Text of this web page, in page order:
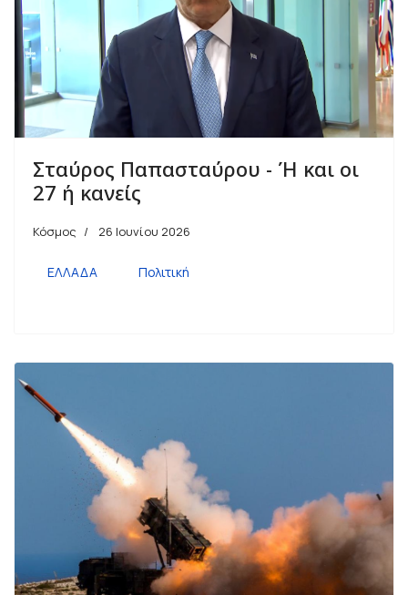
Σταύρος Παπασταύρου - Ή και οι
27 ή κανείς
Κόσμος 26 Ιουνίου 2026
ΕΛΛΑΔΑ Πολιτική